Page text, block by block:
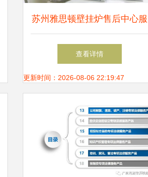
苏州雅思顿壁挂炉售后中心服
务电话指南
查看详情
更新时间：2026-08-06 22:19:47